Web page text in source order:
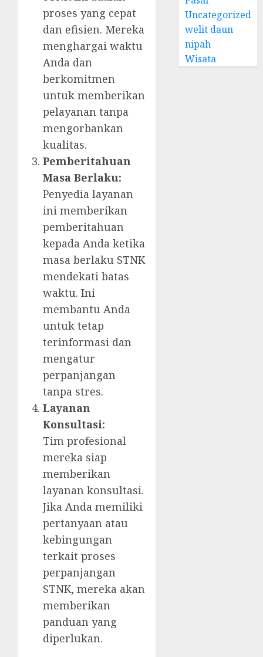
proses yang cepat
dan efisien. Mereka
menghargai waktu
Anda dan
berkomitmen
untuk memberikan
pelayanan tanpa
mengorbankan
kualitas.
Pemberitahuan
Masa Berlaku:
Penyedia layanan
ini memberikan
pemberitahuan
kepada Anda ketika
masa berlaku STNK
mendekati batas
waktu. Ini
membantu Anda
untuk tetap
terinformasi dan
mengatur
perpanjangan
tanpa stres.
Layanan
Konsultasi:
Tim profesional
mereka siap
memberikan
layanan konsultasi.
Jika Anda memiliki
pertanyaan atau
kebingungan
terkait proses
perpanjangan
STNK, mereka akan
memberikan
panduan yang
diperlukan.
Uncategorized
welit daun
nipah
Wisata